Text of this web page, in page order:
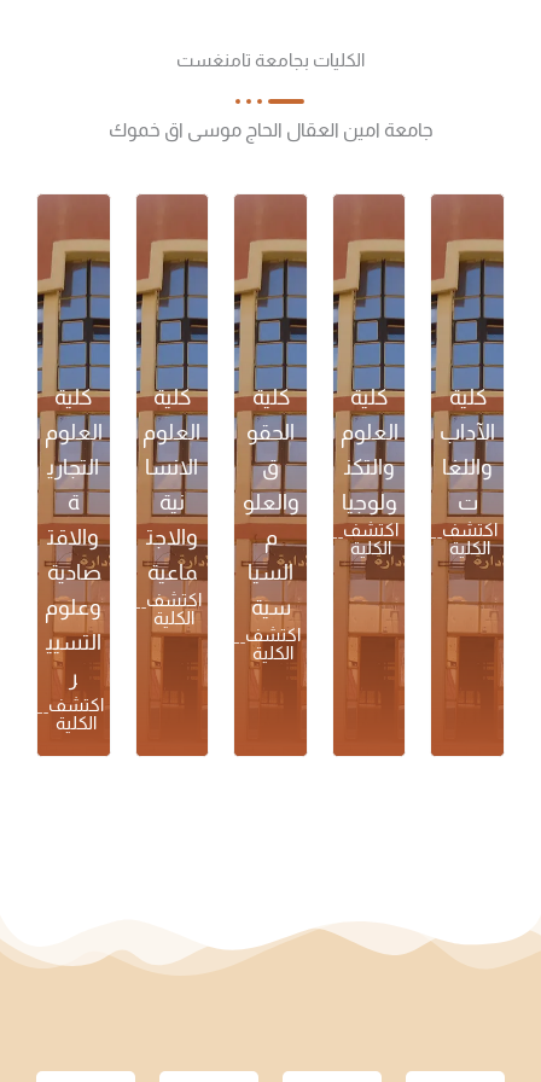
الكليات بجامعة تامنغست
جامعة امين العقال الحاج موسى اق خموك
كلية
الآداب
واللغا
ت
اكتشف
الكلية
كلية
العلوم
والتكن
ولوجيا
اكتشف
الكلية
كلية
الحقو
ق
والعلو
م
السيا
سية
اكتشف
الكلية
كلية
العلوم
الانسا
نية
والاجت
ماعية
اكتشف
الكلية
كلية
العلوم
التجاري
ة
والاقت
صادية
وعلوم
التسيي
ر
اكتشف
الكلية